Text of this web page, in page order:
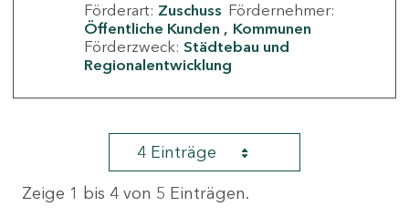
Förderart: Zuschuss Fördernehmer:
Öffentliche Kunden
Kommunen
Förderzweck: Städtebau und
Regionalentwicklung
4 Einträge
Zeige 1 bis 4 von 5 Einträgen.